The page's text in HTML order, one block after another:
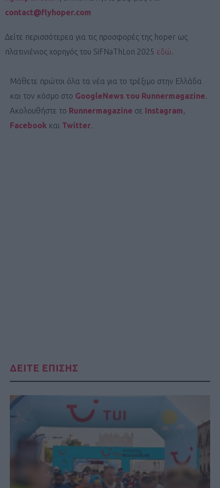
contact@flyhoper.com
Δείτε περισσότερεα για τις προσφορές της hoper ως
πλατινιένιος χορηγός του SiFNaThLon 2025 εδώ.
Μάθετε πρώτοι όλα τα νέα για το τρέξιμο στην Ελλάδα
και τον κόσμο στο GoogleNews του Runnermagazine.
Ακολουθήστε το Runnermagazine σε Instagram,
Facebook και Twitter.
ΔΕΙΤΕ ΕΠΙΣΗΣ